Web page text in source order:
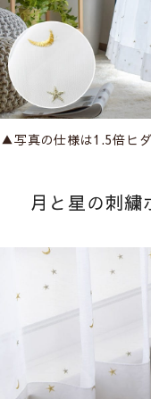
▲写真の仕様は1.5倍ヒ
月と星の刺繍